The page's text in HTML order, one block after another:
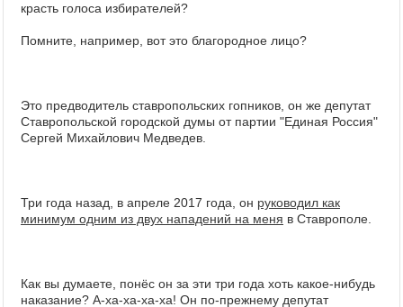
красть голоса избирателей?
Помните, например, вот это благородное лицо?
Это предводитель ставропольских гопников, он же депутат
Ставропольской городской думы от партии "Единая Россия"
Сергей Михайлович Медведев.
Три года назад, в апреле 2017 года, он руководил как
минимум одним из двух нападений на меня в Ставрополе.
Как вы думаете, понёс он за эти три года хоть какое-нибудь
наказание? А-ха-ха-ха-ха! Он по-прежнему депутат